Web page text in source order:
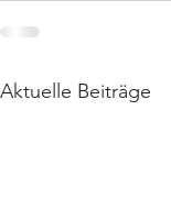
Aktuelle Beiträge